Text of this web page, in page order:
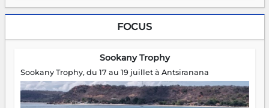
FOCUS
Sookany Trophy
Sookany Trophy, du 17 au 19 juillet à Antsiranana